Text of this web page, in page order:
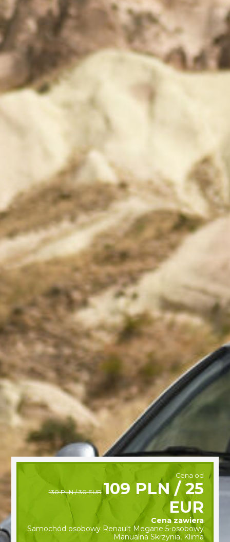
Cena od
130 PLN / 30 EUR 109 PLN / 25
EUR
Cena zawiera
Samochód osobowy Renault Megane 5-osobowy
Manualna Skrzynia, Klima